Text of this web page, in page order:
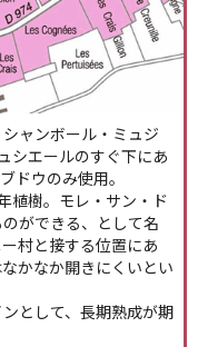
ャンボール・ミュジ
シエールのすぐ下にあ
ドウのみ使用。
植樹。モレ・サン・ド
ができる、として名
村と接する位置にあ
かなか開きにくいとい
として、長期熟成が期